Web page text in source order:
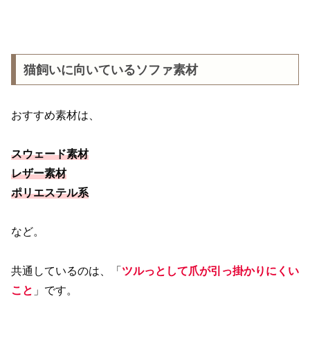
猫飼いに向いているソファ素材
おすすめ素材は、
スウェード素材
レザー素材
ポリエステル系
など。
共通しているのは、「 ツルっとして爪が引っ掛かりにくい
こと 」です。